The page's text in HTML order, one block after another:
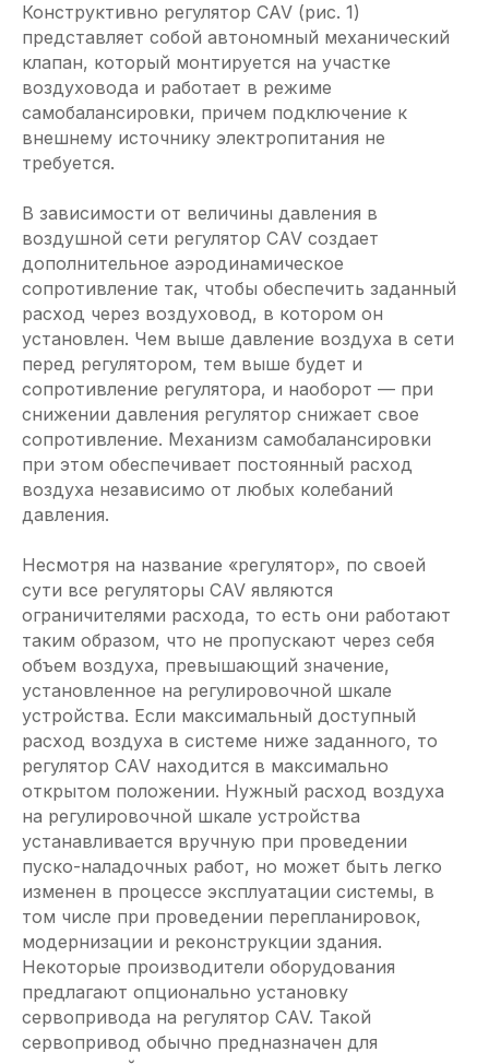
Конструктивно регулятор CAV (рис. 1)
представляет собой автономный механический
клапан, который монтируется на участке
воздуховода и работает в режиме
самобалансировки, причем подключение к
внешнему источнику электропитания не
требуется.
В зависимости от величины давления в
воздушной сети регулятор CAV создает
дополнительное аэродинамическое
сопротивление так, чтобы обеспечить заданный
расход через воздуховод, в котором он
установлен. Чем выше давление воздуха в сети
перед регулятором, тем выше будет и
сопротивление регулятора, и наоборот — при
снижении давления регулятор снижает свое
сопротивление. Механизм самобалансировки
при этом обеспечивает постоянный расход
воздуха независимо от любых колебаний
давления.
Несмотря на название «регулятор», по своей
сути все регуляторы CAV являются
ограничителями расхода, то есть они работают
таким образом, что не пропускают через себя
объем воздуха, превышающий значение,
установленное на регулировочной шкале
устройства. Если максимальный доступный
расход воздуха в системе ниже заданного, то
регулятор CAV находится в максимально
открытом положении. Нужный расход воздуха
на регулировочной шкале устройства
устанавливается вручную при проведении
пуско-наладочных работ, но может быть легко
изменен в процессе эксплуатации системы, в
том числе при проведении перепланировок,
модернизации и реконструкции здания.
Некоторые производители оборудования
предлагают опционально установку
сервопривода на регулятор CAV. Такой
сервопривод обычно предназначен для